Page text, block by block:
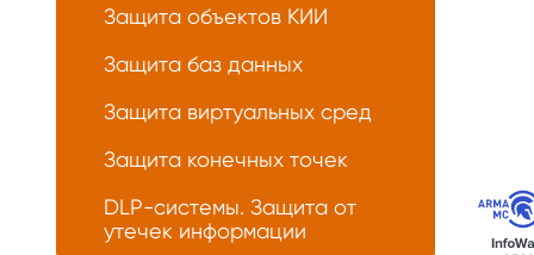
Защита объектов КИИ
Защита баз данных
Защита виртуальных сред
Защита конечных точек
DLP-системы. Защита от
утечек информации